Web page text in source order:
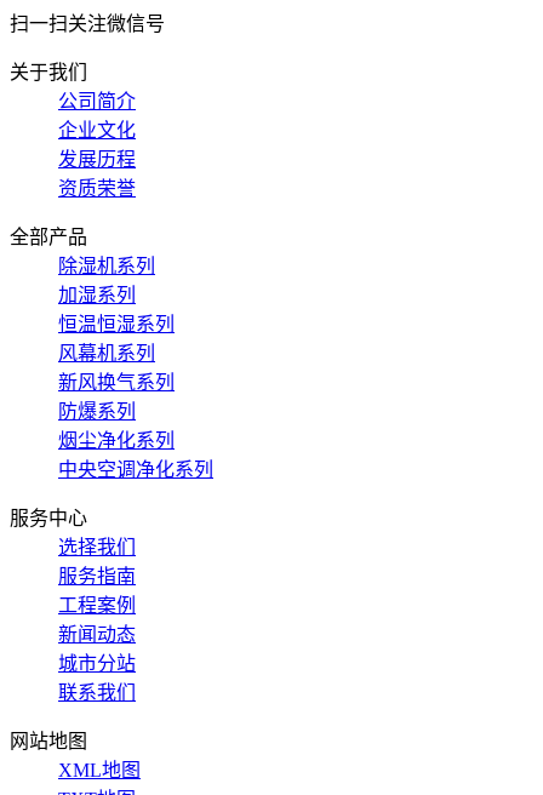
扫一扫关注微信号
关于我们
公司简介
企业文化
发展历程
资质荣誉
全部产品
除湿机系列
加湿系列
恒温恒湿系列
风幕机系列
新风换气系列
防爆系列
烟尘净化系列
中央空调净化系列
服务中心
选择我们
服务指南
工程案例
新闻动态
城市分站
联系我们
网站地图
XML地图